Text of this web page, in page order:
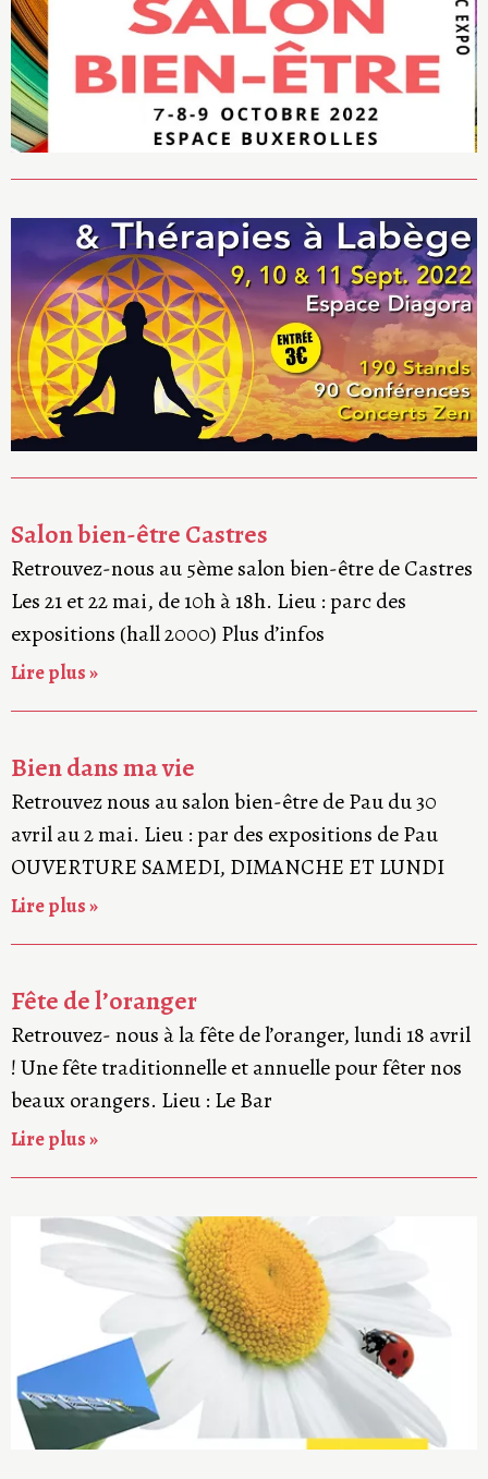
Salon bien-être Castres
Retrouvez-nous au 5ème salon bien-être de Castres
Les 21 et 22 mai, de 10h à 18h. Lieu : parc des
expositions (hall 2000) Plus d’infos
Lire plus »
Bien dans ma vie
Retrouvez nous au salon bien-être de Pau du 30
avril au 2 mai. Lieu : par des expositions de Pau
OUVERTURE SAMEDI, DIMANCHE ET LUNDI
Lire plus »
Fête de l’oranger
Retrouvez- nous à la fête de l’oranger, lundi 18 avril
! Une fête traditionnelle et annuelle pour fêter nos
beaux orangers. Lieu : Le Bar
Lire plus »